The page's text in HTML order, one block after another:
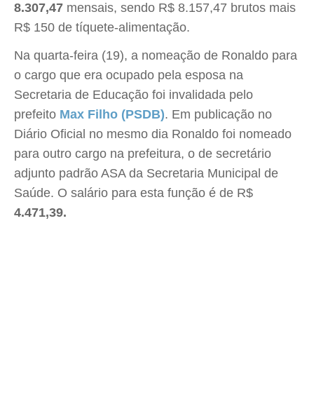
8.307,47 mensais, sendo R$ 8.157,47 brutos mais
R$ 150 de tíquete-alimentação.
Na quarta-feira (19), a nomeação de Ronaldo para
o cargo que era ocupado pela esposa na
Secretaria de Educação foi invalidada pelo
prefeito Max Filho (PSDB). Em publicação no
Diário Oficial no mesmo dia Ronaldo foi nomeado
para outro cargo na prefeitura, o de secretário
adjunto padrão ASA da Secretaria Municipal de
Saúde. O salário para esta função é de R$
4.471,39.